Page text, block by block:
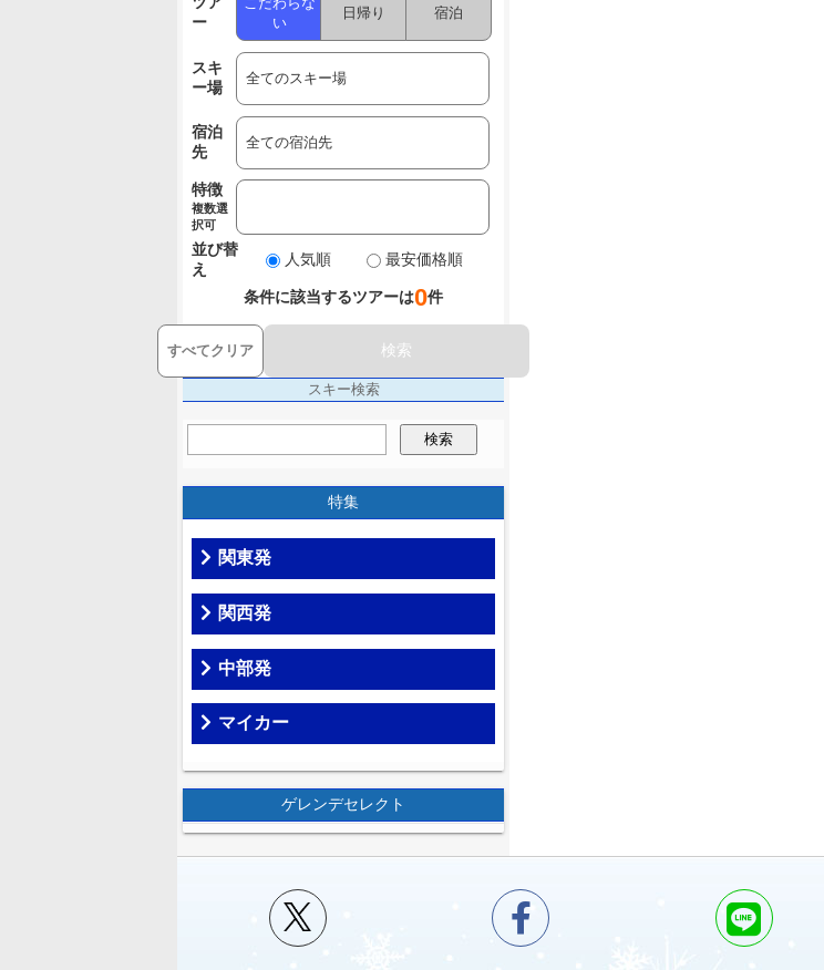
ー
い
日帰り 宿泊
スキ
ー場
宿泊
先
特徴
複数選
択可
並び替
え
人気順 最安価格順
条件に該当するツアーは0件
すべてクリア 検索
スキー検索
検索
特集
関東発
関西発
中部発
マイカー
ゲレンデセレクト